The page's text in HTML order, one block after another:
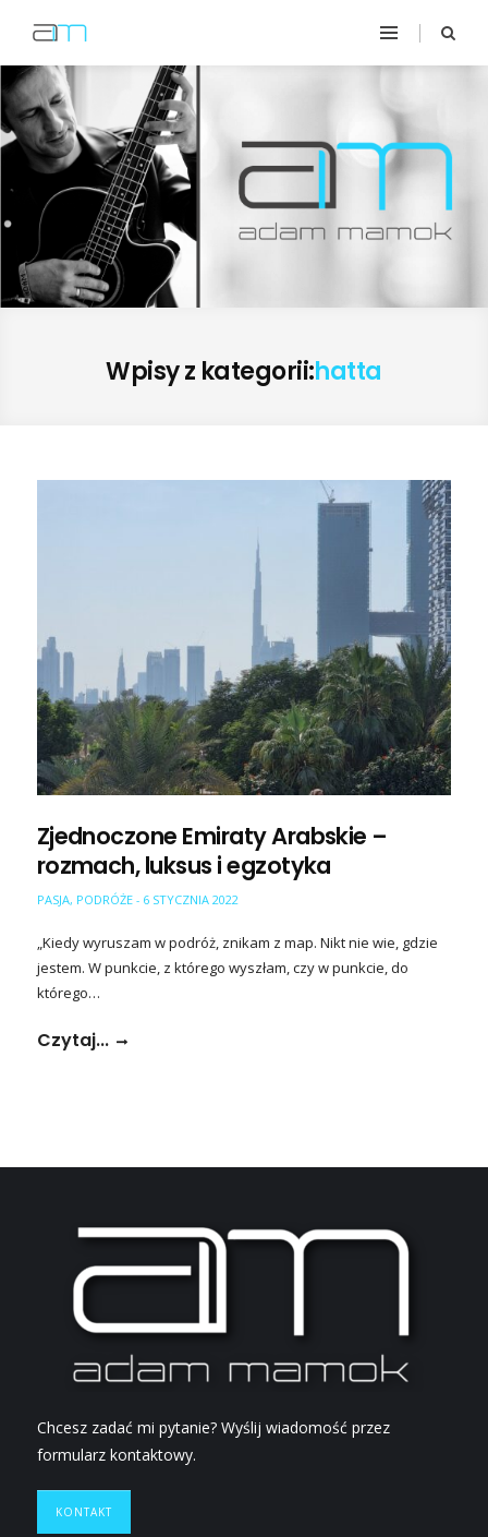
Wpisy z kategorii:hatta
Zjednoczone Emiraty Arabskie –
rozmach, luksus i egzotyka
PASJA, PODRÓŻE - 6 STYCZNIA 2022
„Kiedy wyruszam w podróż, znikam z map. Nikt nie wie, gdzie
jestem. W punkcie, z którego wyszłam, czy w punkcie, do
którego…
Czytaj...
Chcesz zadać mi pytanie? Wyślij wiadomość przez
formularz kontaktowy.
KONTAKT